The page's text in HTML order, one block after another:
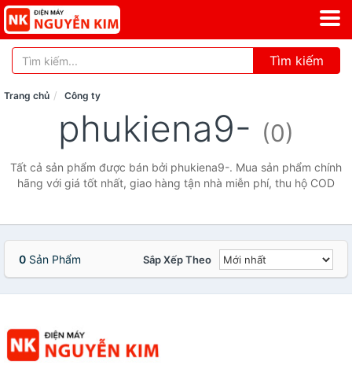
Tìm kiếm
Trang chủ Công ty
phukiena9- (0)
Tất cả sản phẩm được bán bởi phukiena9-. Mua sản phẩm chính
hãng với giá tốt nhất, giao hàng tận nhà miễn phí, thu hộ COD
0 Sản Phẩm Sắp Xếp Theo